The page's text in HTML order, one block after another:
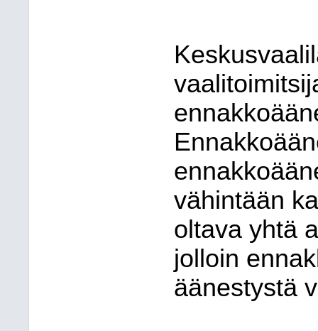
vähintään
oltava yhtä
jolloin
äänestystä